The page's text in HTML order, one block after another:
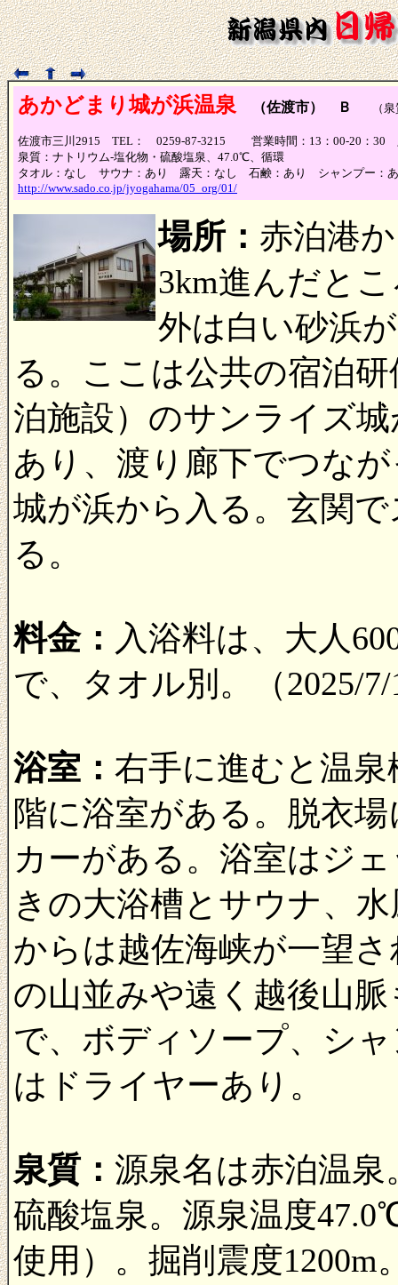
あかどまり城が浜温泉 （佐渡市） Ｂ （
佐渡市三川2915 TEL： 0259-87-3215 営業時間：13：00-20：30 定
泉質：ナトリウム-塩化物・硫酸塩泉、47.0℃、循環
タオル：なし サウナ：あり 露天：なし 石鹸：あり シャンプー：
http://www.sado.co.jp/jyogahama/05_org/01/
場所： 赤泊港
3km進んだと
外は白い砂浜
る。ここは公共の宿泊
泊施設）のサンライズ
あり、渡り廊下でつな
城が浜から入る。玄関
る。
料金： 入浴料は、大人
で、タオル別。（2025/
浴室： 右手に進むと温
階に浴室がある。脱衣
カーがある。浴室はジ
きの大浴槽とサウナ、
からは越佐海峡が一望
の山並みや遠く越後山
で、ボディソープ、シ
はドライヤーあり。
泉質： 源泉名は赤泊温
硫酸塩泉。源泉温度
使用）。掘削震度1200m